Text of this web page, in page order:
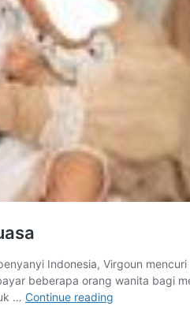
Indonesia, Virgoun
beberapa orang wanita bagi
… Continue reading